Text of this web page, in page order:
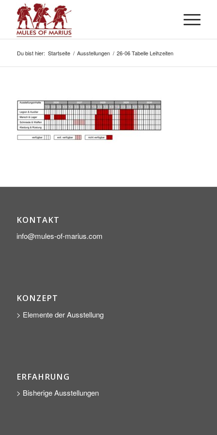
Du bist hier: Startseite / Ausstellungen / 26-06 Tabelle Leihzeiten
KONTAKT
info@mules-of-marius.com
KONZEPT
> Elemente der Ausstellung
ERFAHRUNG
> Bisherige Ausstellungen